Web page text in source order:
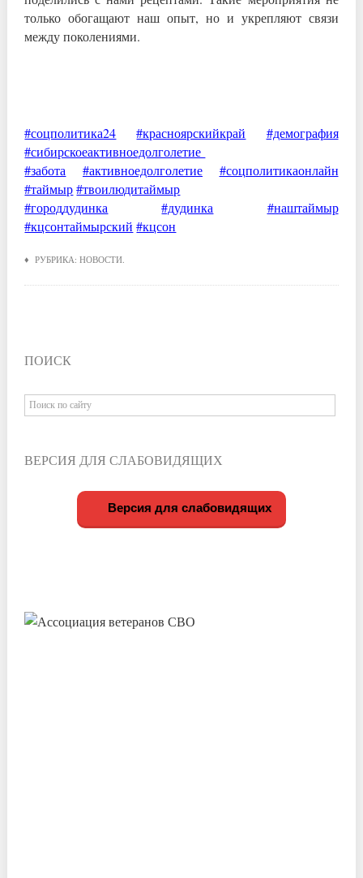
только обогащают наш опыт, но и укрепляют связи
между поколениями.
#соцполитика24 #красноярскийкрай
#демография
#сибирскоеактивноедолголетие
#забота
#активноедолголетие
#соцполитикаонлайн
#таймыр #твоилюдитаймыр
#городдудинка
#дудинка
#наштаймыр
#кцсонтаймырский #кцсон
♦ РУБРИКА:НОВОСТИ.
ПОИСК
ВЕРСИЯ ДЛЯ СЛАБОВИДЯЩИХ
Версия для слабовидящих